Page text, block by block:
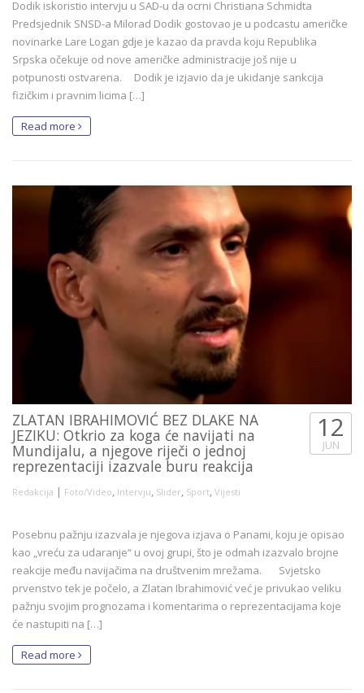
Dodik iskoristio intervju u SAD-u da ocrni Christiana Schmidta
Predsjednik SNSD-a Milorad Dodik gostovao je u podcastu američke
novinarke Lare Logan gdje je kazao da pravda koju Republika
Srpska očekuje od nove američke administracije još nije u
potpunosti ostvarena. Dodik je izjavio da je ukidanje sankcija
fizičkim i pravnim licima […]
Read more
ZLATAN IBRAHIMOVIĆ BEZ DLAKE NA
JEZIKU: Otkrio za koga će navijati na
Mundijalu, a njegove riječi o jednoj
reprezentaciji izazvale buru reakcija
Redakcija | Foto/Video, Intervju, Slider, Sport, Vijesti
12
JUN
Posebnu pažnju izazvala je njegova izjava o Panami, koju je opisao
kao „vreću za udaranje“ u ovoj grupi, što je odmah izazvalo brojne
reakcije među navijačima na društvenim mrežama. Svjetsko
prvenstvo tek je počelo, a Zlatan Ibrahimović već je privukao veliku
pažnju svojim prognozama i komentarima o reprezentacijama koje
će nastupiti na […]
Read more